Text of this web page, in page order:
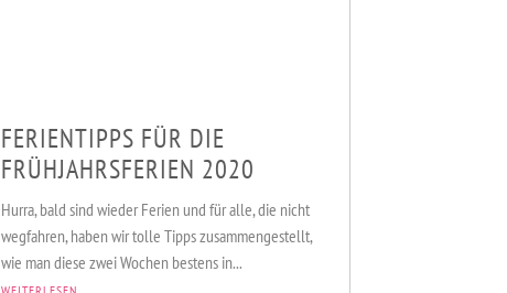
FERIENTIPPS FÜR DIE
FRÜHJAHRSFERIEN 2020
Hurra, bald sind wieder Ferien und für alle, die nicht
wegfahren, haben wir tolle Tipps zusammengestellt,
wie man diese zwei Wochen bestens in...